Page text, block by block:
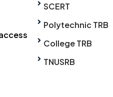
SCERT
Polytechnic TRB
College TRB
TNUSRB